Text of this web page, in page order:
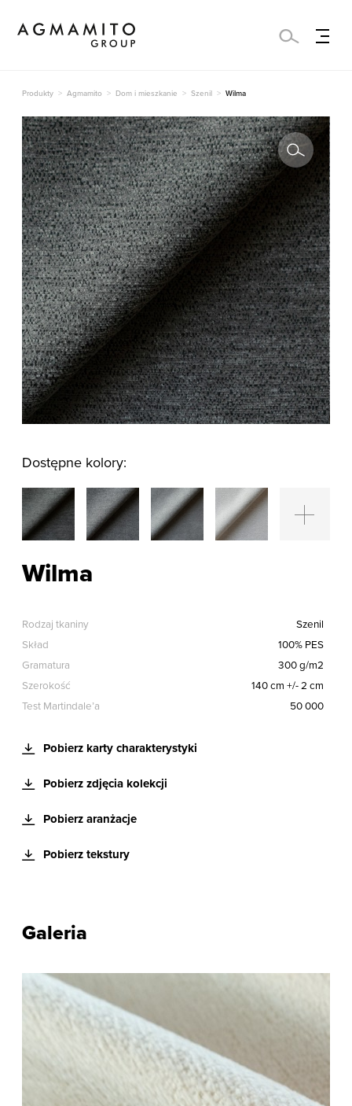
Produkty Agmamito Dom i mieszkanie Szenil Wilma
Dostępne kolory:
Wilma
Rodzaj tkaniny
Szenil
Skład
100% PES
Gramatura
300 g/m2
Szerokość
140 cm +/- 2 cm
Test Martindale’a
50 000
Pobierz karty charakterystyki
Pobierz zdjęcia kolekcji
Pobierz aranżacje
Pobierz tekstury
Galeria